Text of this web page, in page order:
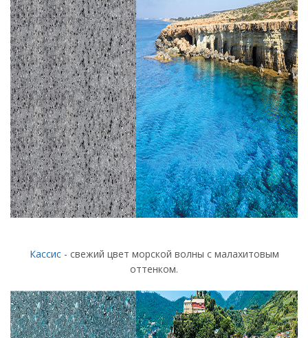
Кассис- свежий цвет морской волны с малахитовым
оттенком.